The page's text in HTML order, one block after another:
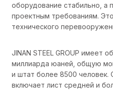
оборудование стабильно, а
проектным требованиям.
технического
JINAN STEEL GROUP имеет
миллиарда юаней, общую
и штат более 8500 человек.
включает лист средней и